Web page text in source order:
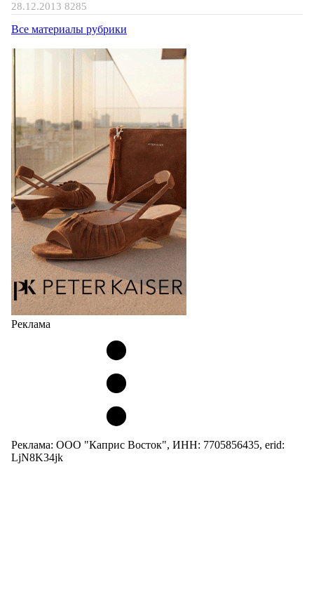
28.12.2013 8285
Все материалы рубрики
Реклама
Реклама: ООО "Каприс Восток", ИНН: 7705856435, erid:
LjN8K34jk